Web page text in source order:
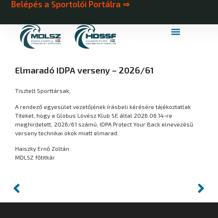
Belépés a Sportolói Portálra ⇒
Elmaradó IDPA verseny – 2026/61
Tisztelt Sporttársak,
A rendező egyesület vezetőjének írásbeli kérésére tájékoztatlak
Titeket, hogy a Globus Lövész Klub SE által 2026.06.14-re
meghirdetett, 2026/61 számú, IDPA Protect Your Back elnevezésű
verseny technikai okok miatt elmarad.
Haiszky Ernő Zoltán
MDLSZ főtitkár